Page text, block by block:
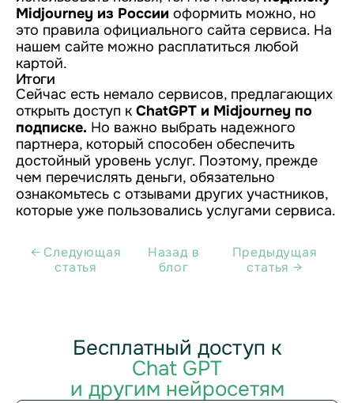
Midjourney из России оформить можно, но
это правила официального сайта сервиса. На
нашем сайте можно расплатиться любой
картой.
Итоги
Сейчас есть немало сервисов, предлагающих
открыть доступ к ChatGPT и Midjourney по
подписке. Но важно выбрать надежного
партнера, который способен обеспечить
достойный уровень услуг. Поэтому, прежде
чем перечислять деньги, обязательно
ознакомьтесь с отзывами других участников,
которые уже пользовались услугами сервиса.
← Cледующая
статья
Назад в
блог
Предыдущая
статья →
Бесплатный доступ к
Chat GPT
и другим нейросетям